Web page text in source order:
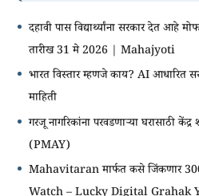
दहावी पास विद्यार्थ्यांना सरकार देत आहे
तारीख 31 मे 2026 | Mahajyoti
भारत विस्तार म्हणजे काय? AI आधारित
माहिती
गरजू नागरिकांना परवडणाऱ्या घरासाठी
(PMAY)
Mahavitaran मार्फत कसे जिंकणार